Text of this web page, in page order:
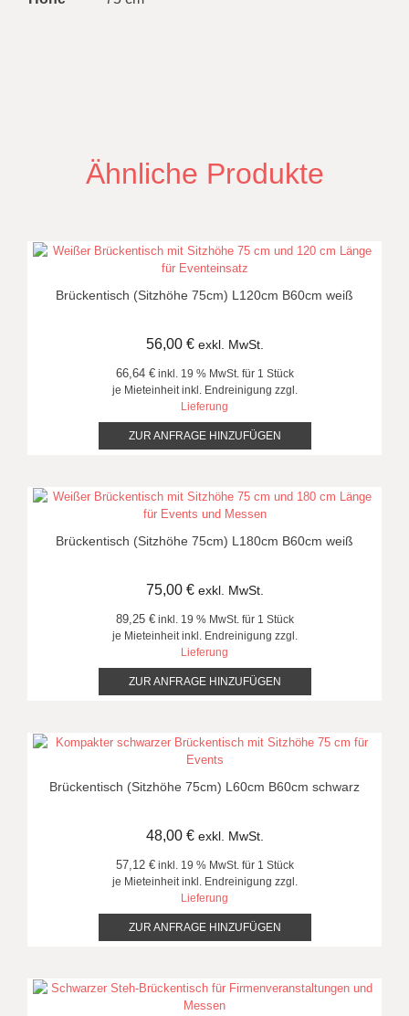
Ähnliche Produkte
Brückentisch (Sitzhöhe 75cm) L120cm B60cm weiß
56,00 €exkl. MwSt.
66,64 €inkl. 19 % MwSt. für 1 Stück
je Mieteinheit inkl. Endreinigung zzgl.
Lieferung
ZUR ANFRAGE HINZUFÜGEN
Brückentisch (Sitzhöhe 75cm) L180cm B60cm weiß
75,00 €exkl. MwSt.
89,25 €inkl. 19 % MwSt. für 1 Stück
je Mieteinheit inkl. Endreinigung zzgl.
Lieferung
ZUR ANFRAGE HINZUFÜGEN
Brückentisch (Sitzhöhe 75cm) L60cm B60cm schwarz
48,00 €exkl. MwSt.
57,12 €inkl. 19 % MwSt. für 1 Stück
je Mieteinheit inkl. Endreinigung zzgl.
Lieferung
ZUR ANFRAGE HINZUFÜGEN